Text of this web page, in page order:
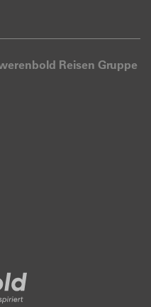
Reisen Gruppe